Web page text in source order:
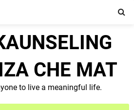
CHE MAT
to live a meaningful life.